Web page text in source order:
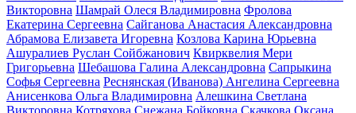
Викторовна Шамрай Олеся Владимировна Фролова
Екатерина Сергеевна Сайганова Анастасия Александровна
Абрамова Елизавета Игоревна Козлова Карина Юрьевна
Ашуралиев Руслан Сойбжанович Квирквелия Мери
Григорьевна Шебашова Галина Александровна Сапрыкина
Софья Сергеевна Реснянская (Иванова) Ангелина Сергеевна
Анисенкова Ольга Владимировна Алешкина Светлана